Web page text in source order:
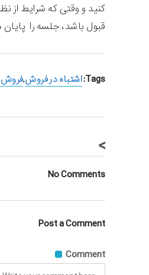
کنید و وقتی که شرایط از
قبول باشد، جلسه را
Tags: اشتباه در فروش,
>
No Comments
Post a Comment
Comment